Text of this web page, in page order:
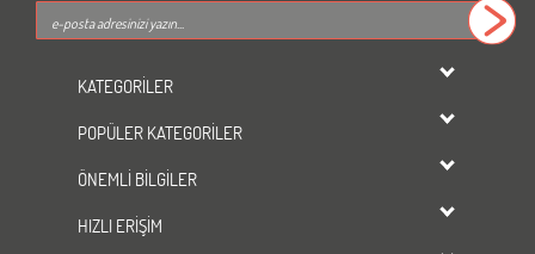
KATEGORİLER
dondurulmuş ürünler
KÖPEK
BALIK
POPÜLER KATEGORİLER
Kedi Maması
Kedi Kumu
ÖNEMLİ BİLGİLER
Üyelik Sözleşmesi
Gizlilik ve Güvenlik
HIZLI ERİŞİM